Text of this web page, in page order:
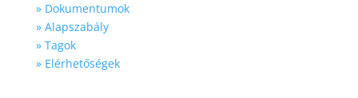
» Dokumentumok
» Alapszabály
» Tagok
» Elérhetőségek